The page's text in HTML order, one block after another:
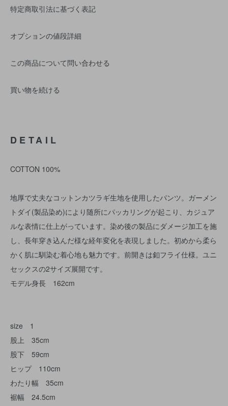
特定商取引法に基づく表記
オプションの値段詳細
この商品について問い合わせる
買い物を続ける
DETAIL
COTTON 100%
地厚で丈夫なコットンカツラギ生地を使用したパンツ。ガーメン
トダイ(製品染め)により随所にパッカリングが起こり、カジュア
ルな表情に仕上がっています。染め後の製品にダメージ加工を施
し、長年穿き込んだ様な経年変化を表現しました。初めから柔ら
かく肌に馴染む着心地も魅力です。前開きは釦フライ仕様。ユニ
セックスの2サイズ展開です。
モデル身長 162cm
size 1
股上 35cm
股下 59cm
ヒップ 110cm
わたり幅 35cm
裾幅 24.5cm